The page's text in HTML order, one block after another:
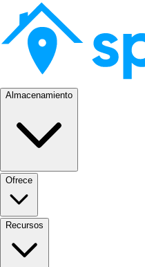
Almacenamiento
Ofrece
Recursos